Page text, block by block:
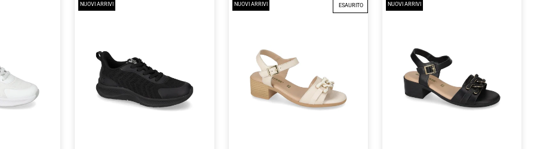
NUOVI ARRIVI NUOVI ARRIVI ESAURITO NUOVI ARRIVI